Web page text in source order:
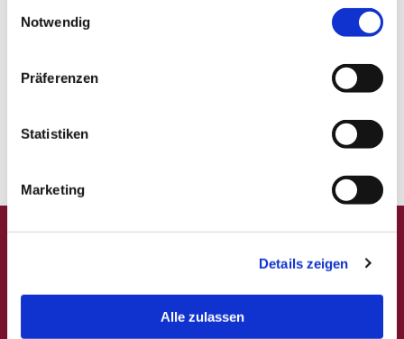
Notwendig
Präferenzen
Statistiken
Marketing
Details zeigen
Alle zulassen
Ihre Rechtsanwaltskanzlei in
Wittlich